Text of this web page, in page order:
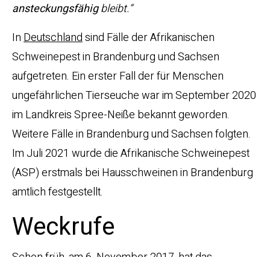
ansteckungsfähigbleibt.“
InDeutschlandsind Fälle der Afrikanischen
Schweinepest in Brandenburg und Sachsen
aufgetreten. Ein erster Fall der für Menschen
ungefährlichen Tierseuche war im September 2020
im Landkreis Spree-Neiße bekannt geworden.
Weitere Fälle in Brandenburg und Sachsen folgten.
Im Juli 2021 wurde die Afrikanische Schweinepest
(ASP) erstmals bei Hausschweinen in Brandenburg
amtlich festgestellt.
Weckrufe